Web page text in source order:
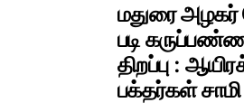
மதுரை அழகர்
படி
திறப்பு :
பக்தர்கள்